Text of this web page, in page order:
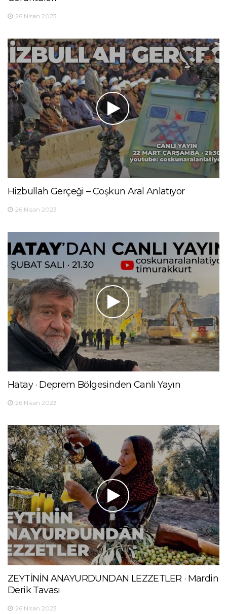
26 Nisan 2023
Hizbullah Gerçeği – Coşkun Aral Anlatıyor
26 Nisan 2023
Hatay · Deprem Bölgesinden Canlı Yayın
26 Nisan 2023
ZEYTİNİN ANAYURDUNDAN LEZZETLER · Mardin
Derik Tavası
26 Nisan 2023